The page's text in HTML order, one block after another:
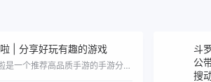
| 分享好玩有趣的游戏
九啦啦是一个推荐高品质手游的手游分享社区\uff0c实时同步全球各大应用市场游戏排行榜\uff0c与全球玩家共同交流并发掘高品质手游…
斗
公
搜